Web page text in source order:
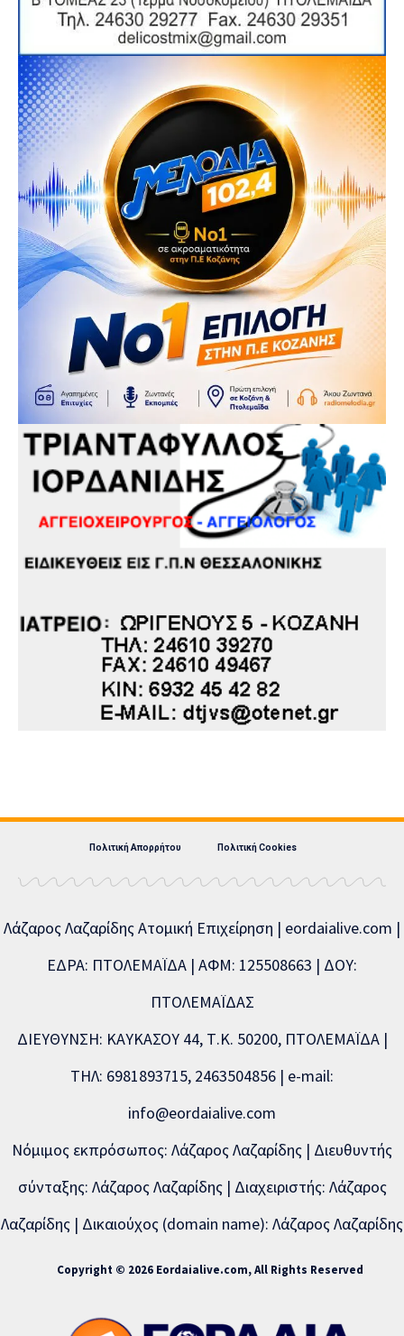
Πολιτική Απορρήτου Πολιτική Cookies
Λάζαρος Λαζαρίδης Ατομική Επιχείρηση | eordaialive.com |
ΕΔΡΑ: ΠΤΟΛΕΜΑΪΔΑ | ΑΦΜ: 125508663 | ΔΟΥ:
ΠΤΟΛΕΜΑΪΔΑΣ
ΔΙΕΥΘΥΝΣΗ: ΚΑΥΚΑΣΟΥ 44, Τ.Κ. 50200, ΠΤΟΛΕΜΑΪΔΑ |
ΤΗΛ: 6981893715, 2463504856 | e-mail:
info@eordaialive.com
Νόμιμος εκπρόσωπος: Λάζαρος Λαζαρίδης | Διευθυντής
σύνταξης: Λάζαρος Λαζαρίδης | Διαχειριστής: Λάζαρος
Λαζαρίδης | Δικαιούχος (domain name): Λάζαρος Λαζαρίδης
Copyright © 2026 Eordaialive.com, All Rights Reserved